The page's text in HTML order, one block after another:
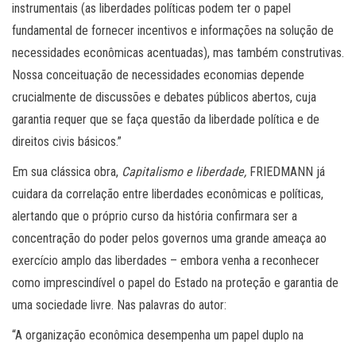
instrumentais (as liberdades políticas podem ter o papel
fundamental de fornecer incentivos e informações na solução de
necessidades econômicas acentuadas), mas também construtivas.
Nossa conceituação de necessidades economias depende
crucialmente de discussões e debates públicos abertos, cuja
garantia requer que se faça questão da liberdade política e de
direitos civis básicos.”
Em sua clássica obra, Capitalismo e liberdade, FRIEDMANN já
cuidara da correlação entre liberdades econômicas e políticas,
alertando que o próprio curso da história confirmara ser a
concentração do poder pelos governos uma grande ameaça ao
exercício amplo das liberdades – embora venha a reconhecer
como imprescindível o papel do Estado na proteção e garantia de
uma sociedade livre. Nas palavras do autor:
“A organização econômica desempenha um papel duplo na